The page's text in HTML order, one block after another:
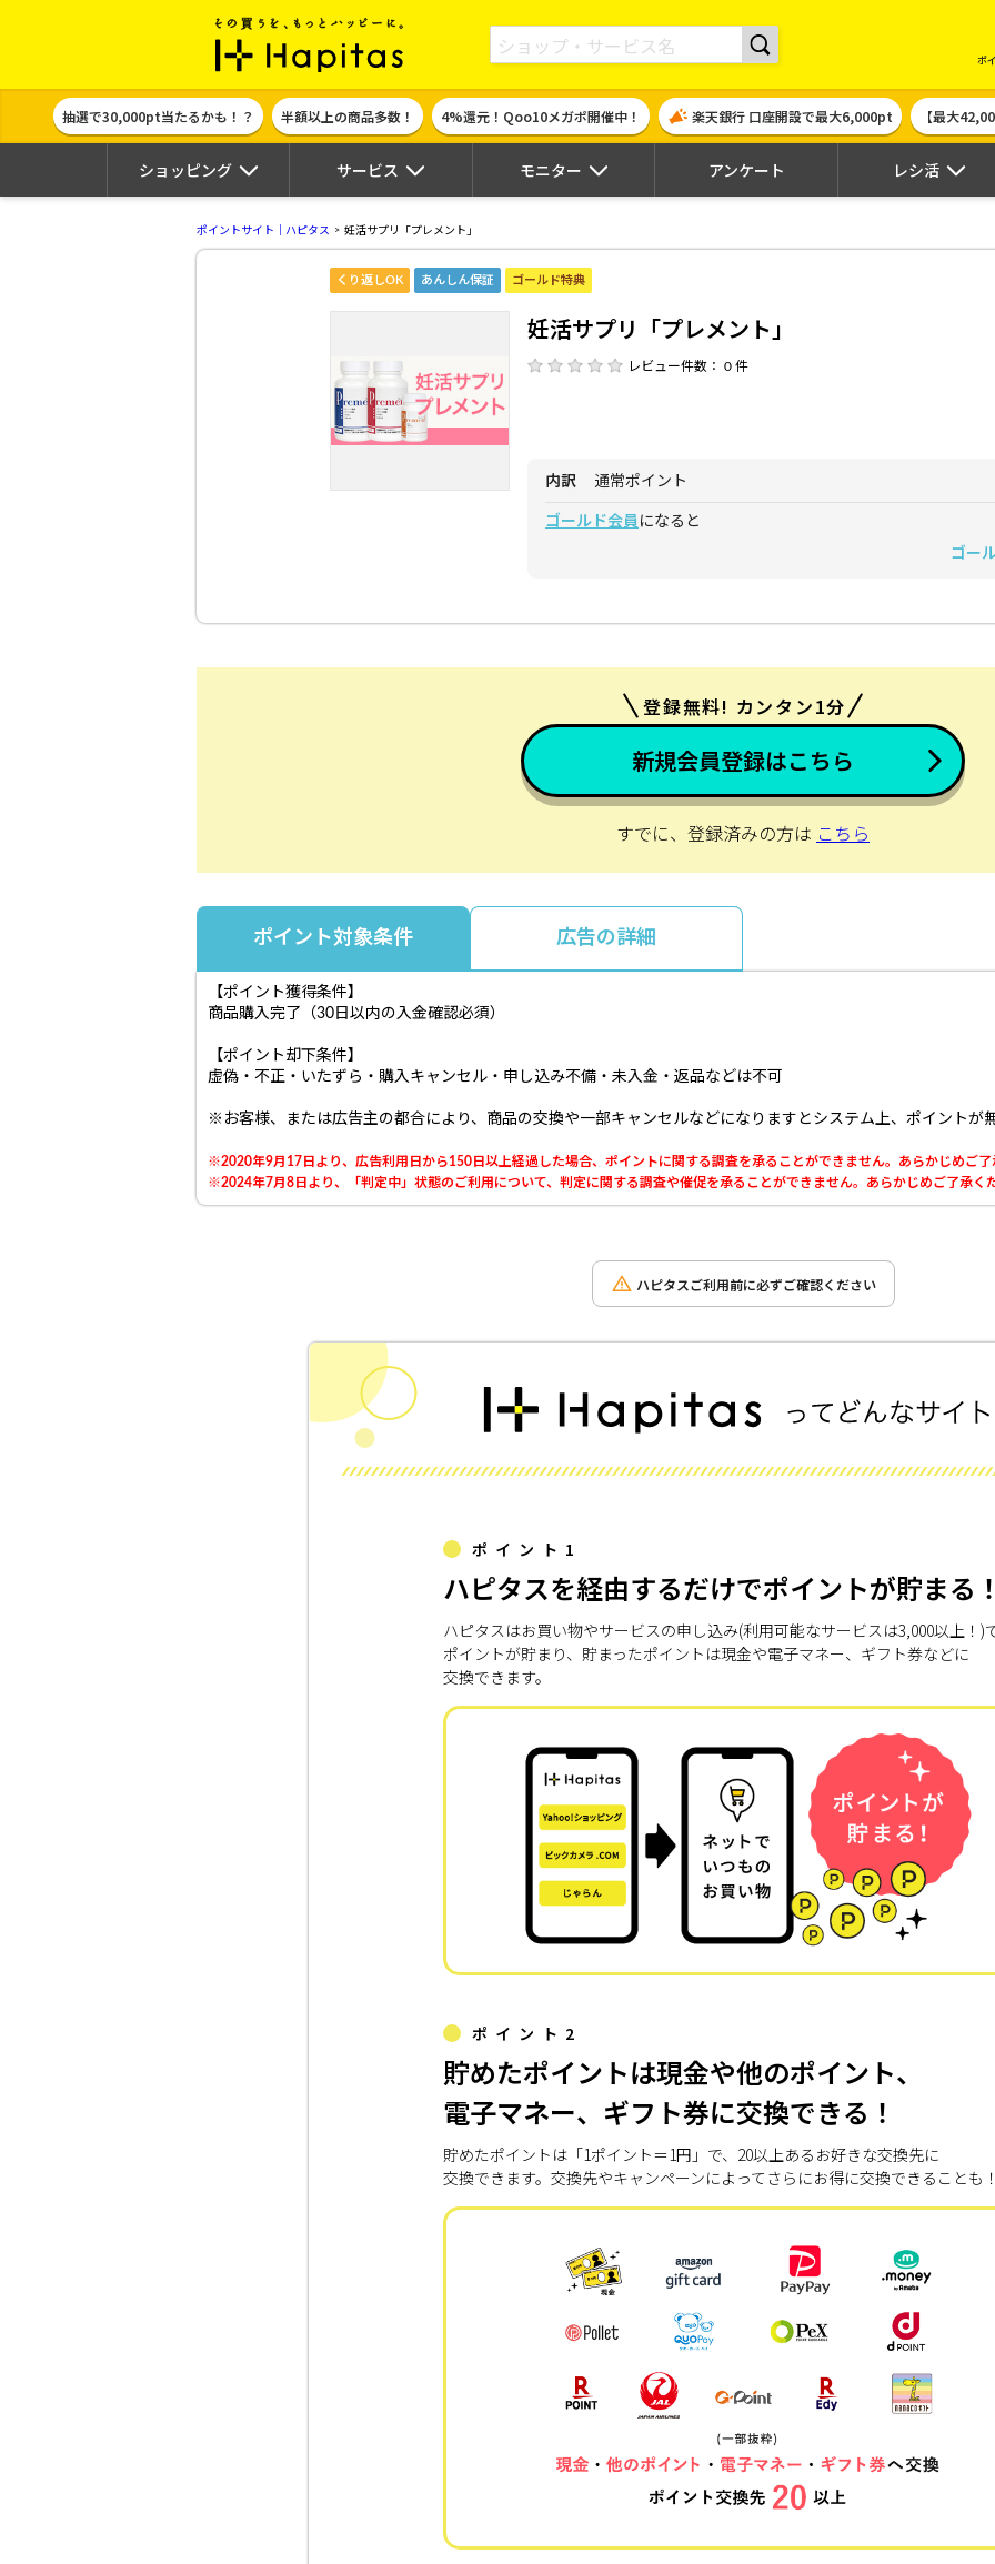
ポイント貯めて現金やギフト券に交換できるポイントサイト | ハピタス
ポ
抽選で30,000pt当たるかも！？ 半額以上の商品多数！ 4%還元！Qoo10メガポ開催中！ 楽天銀行 口座開設で最大6,000pt 【最大
ショッピング サービス モニター アンケート レシ活
ポイントサイト｜ハピタス 妊活サプリ「プレメント」
くり返しOK あんしん保証 ゴールド特典
妊活サプリ「プレメント」
レビュー件数： 0 件
内訳 通常ポイント
ゴールド会員 になると
ゴー
登録無料! カンタン1分
新規会員登録はこちら
すでに、登録済みの方は こちら
ポイント対象条件 広告の詳細
【ポイント獲得条件】
商品購入完了（30日以内の入金確認必須）
【ポイント却下条件】
虚偽・不正・いたずら・購入キャンセル・申し込み不備・未入金・返品などは不可
※お客様、または広告主の都合により、商品の交換や一部キャンセルなどになりますとシステム上、ポイントが
※2020年9月17日より、広告利用日から150日以上経過した場合、ポイントに関する調査を承ることができません。あらかじめご了
※2024年7月8日より、「判定中」状態のご利用について、判定に関する調査や催促を承ることができません。あらかじめご了承く
ハピタスご利用前に必ずご確認ください
ポイント1
ハピタスを経由するだけでポイントが貯まる
ハピタスはお買い物やサービスの申し込み(利用可能なサービスは3,000以上！)
ポイントが貯まり、貯まったポイントは現金や電子マネー、ギフト券などに
交換できます。
ポイント2
貯めたポイントは現金や他のポイント、
電子マネー、ギフト券に交換できる！
貯めたポイントは「1ポイント＝1円」で、20以上あるお好きな交換先に
交換できます。交換先やキャンペーンによってさらにお得に交換できることも